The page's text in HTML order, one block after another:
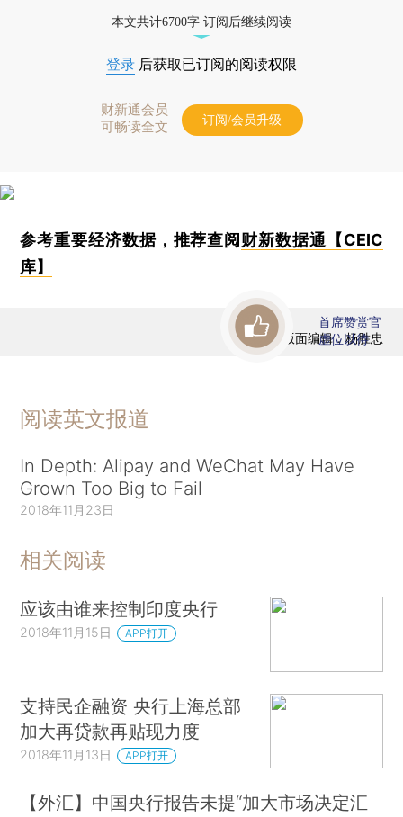
本文共计6700字 订阅后继续阅读
登录 后获取已订阅的阅读权限
财新通会员
可畅读全文
订阅/会员升级
参考重要经济数据，推荐查阅财新数据通【CEIC
库】
版面编辑：杨胜忠
首席赞赏官
虚位以待
阅读英文报道
In Depth: Alipay and WeChat May Have
Grown Too Big to Fail
2018年11月23日
相关阅读
应该由谁来控制印度央行
2018年11月15日 APP打开
支持民企融资 央行上海总部
加大再贷款再贴现力度
2018年11月13日 APP打开
【外汇】中国央行报告未提“加大市场决定汇